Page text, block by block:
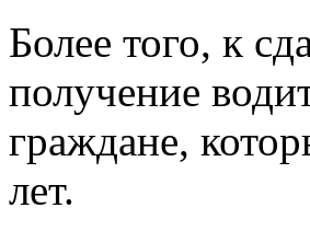
Более того, к
получение
граждане,
лет.